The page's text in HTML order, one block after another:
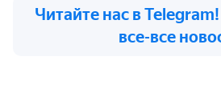
Читайте нас в
все-все